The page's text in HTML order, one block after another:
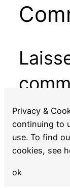
Vous devez
Privacy &
continuing to
use. To find
cookies, see
ok